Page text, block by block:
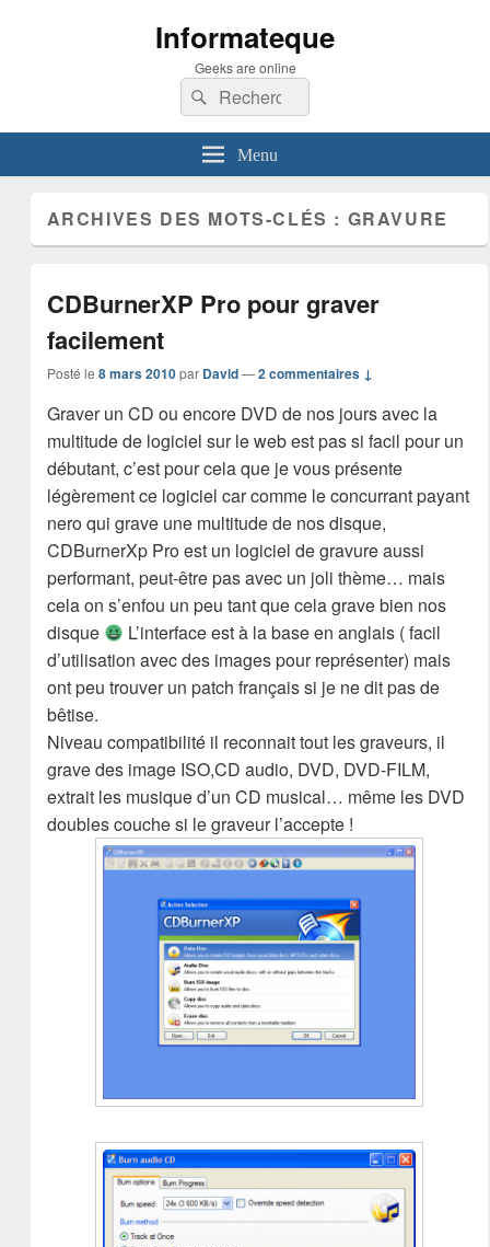
Informateque
Geeks are online
Recherche :
Rechercher
Menu
ARCHIVES DES MOTS-CLÉS : GRAVURE
CDBurnerXP Pro pour graver
facilement
Posté le 8 mars 2010 par David —2 commentaires ↓
Graver un CD ou encore DVD de nos jours avec la
multitude de logiciel sur le web est pas si facil pour un
débutant, c’est pour cela que je vous présente
légèrement ce logiciel car comme le concurrant payant
nero qui grave une multitude de nos disque,
CDBurnerXp Pro est un logiciel de gravure aussi
performant, peut-être pas avec un joli thème… mais
cela on s’enfou un peu tant que cela grave bien nos
disque
L’interface est à la base en anglais ( facil
d’utilisation avec des images pour représenter) mais
ont peu trouver un patch français si je ne dit pas de
bêtise.
Niveau compatibilité il reconnait tout les graveurs, il
grave des image ISO,CD audio, DVD, DVD-FILM,
extrait les musique d’un CD musical… même les DVD
doubles couche si le graveur l’accepte !